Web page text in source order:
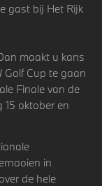
gast bij Het Rijk
maakt u kans
Golf Cup te gaan
Finale van de
oktober en
in
de hele